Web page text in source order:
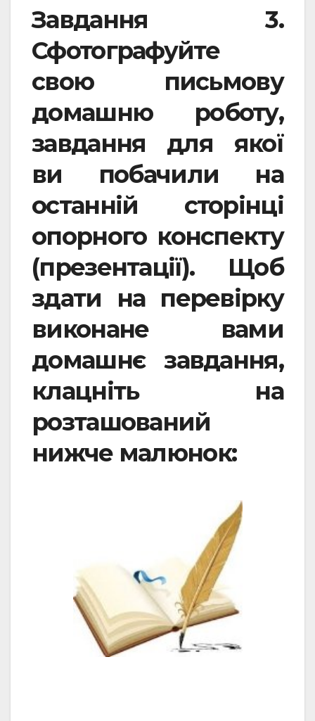
Завдання 3.
Сфотографуйте
свою письмову
домашню роботу,
завдання для якої
ви побачили на
останній сторінці
опорного конспекту
(презентації). Щоб
здати на перевірку
виконане вами
домашнє завдання,
клацніть на
розташований
нижче малюнок: